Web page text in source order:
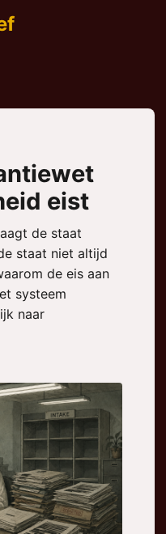
eist
de staat
staat niet altijd
de eis aan
systeem
naar